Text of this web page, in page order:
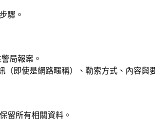
驟。
局報案。
（即使是網路暱稱）、勒索方式、內容與
留所有相關資料。